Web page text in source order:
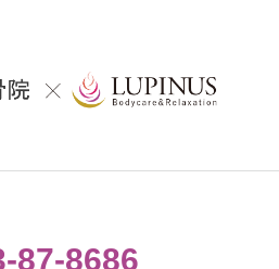
87-8686